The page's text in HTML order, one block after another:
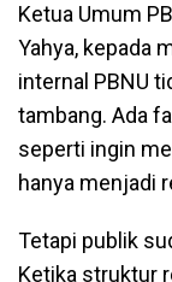
Ketua Umum
Yahya, kepada
internal PBNU
tambang. Ada
seperti ingin
hanya menjadi
Tetapi publik
Ketika struktur